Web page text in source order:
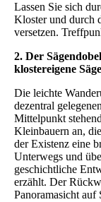
Lassen Sie sich
Kloster und durch
versetzen.
2. Der
klostereigene Säge
Die leichte
dezentral
Mittelpunkt
Kleinbauern an,
der Existenz eine
Unterwegs und
geschichtliche
erzählt. Der
Panoramasicht